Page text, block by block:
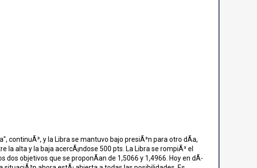
continuÃ³, y la Libra se mantuvo bajo presiÃ³n para otro dÃ­a,
alta y la baja acercÃ¡ndose 500 pts. La Libra se rompiÃ³ el
objetivos que se proponÃ­an de 1,5066 y 1,4966. Hoy en dÃ­